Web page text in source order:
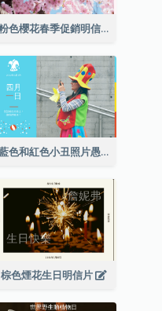
粉色櫻花春季促銷明信片
藍色和紅色小丑照片愚人節明信片
棕色煙花生日明信片